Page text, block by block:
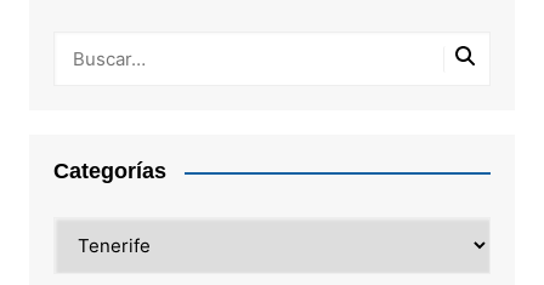
Categorías